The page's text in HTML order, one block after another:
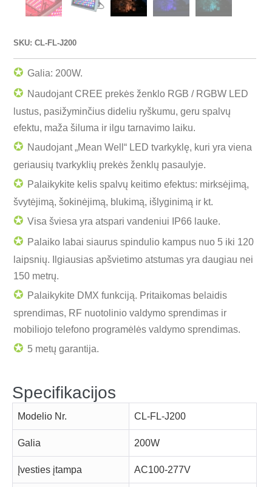
SKU: CL-FL-J200
✪ Galia: 200W.
✪ Naudojant CREE prekės ženklo RGB / RGBW LED
lustus, pasižyminčius dideliu ryškumu, geru spalvų
efektu, maža šiluma ir ilgu tarnavimo laiku.
✪ Naudojant „Mean Well“ LED tvarkyklę, kuri yra viena
geriausių tvarkyklių prekės ženklų pasaulyje.
✪ Palaikykite kelis spalvų keitimo efektus: mirksėjimą,
švytėjimą, šokinėjimą, blukimą, išlyginimą ir kt.
✪ Visa šviesa yra atspari vandeniui IP66 lauke.
✪ Palaiko labai siaurus spindulio kampus nuo 5 iki 120
laipsnių. Ilgiausias apšvietimo atstumas yra daugiau nei
150 metrų.
✪ Palaikykite DMX funkciją. Pritaikomas belaidis
sprendimas, RF nuotolinio valdymo sprendimas ir
mobiliojo telefono programėlės valdymo sprendimas.
✪ 5 metų garantija.
Specifikacijos
Modelio Nr. CL-FL-J200
Galia 200W
Įvesties įtampa AC100-277V